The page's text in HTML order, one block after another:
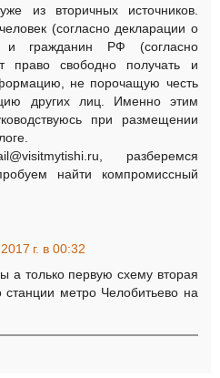
из вторичных источников.
(согласно декларации о
и гражданин РФ (согласно
право свободно получать и
не порочащую честь
других лиц. Именно этим
при размещении
разберемся
найти компромиссный
г. в 00:32
а только первую схему вторая
станции метро Челобитьево на